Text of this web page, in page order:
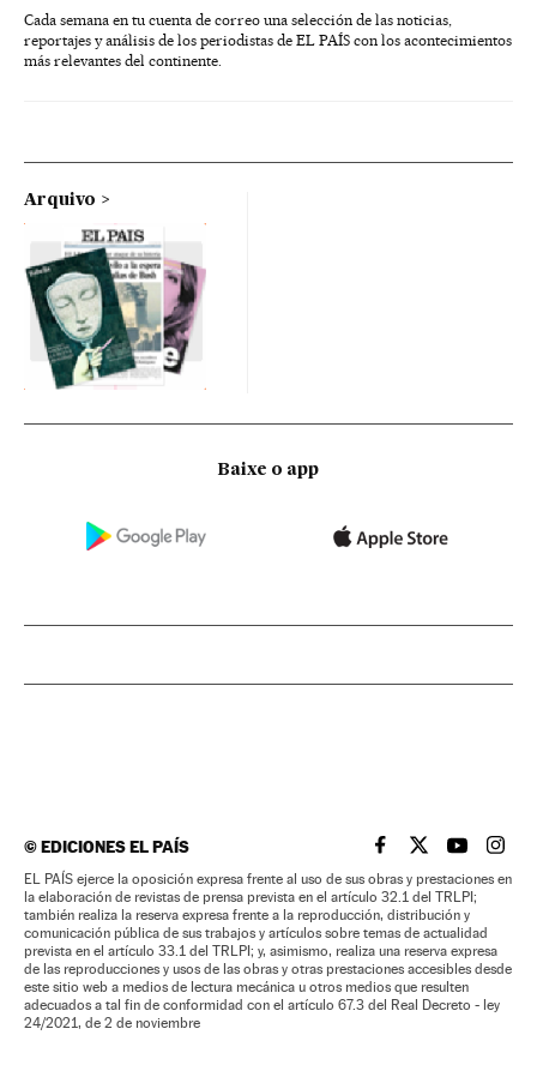
Cada semana en tu cuenta de correo una selección de las noticias,
reportajes y análisis de los periodistas de EL PAÍS con los acontecimientos
más relevantes del continente.
Arquivo
Baixe o app
©EDICIONES EL PAÍS EL PAÍS BRASIL EN
EL PAÍSEL PAÍS
EL
EL PAÍS ejerce la oposición expresa frente al uso de sus obras y prestaciones en
la elaboración de revistas de prensa prevista en el artículo 32.1 del TRLPI;
también realiza la reserva expresa frente a la reproducción, distribución y
comunicación pública de sus trabajos y artículos sobre temas de actualidad
prevista en el artículo 33.1 del TRLPI; y, asimismo, realiza una reserva expresa
de las reproducciones y usos de las obras y otras prestaciones accesibles desde
este sitio web a medios de lectura mecánica u otros medios que resulten
adecuados a tal fin de conformidad con el artículo 67.3 del Real Decreto - ley
24/2021, de 2 de noviembre